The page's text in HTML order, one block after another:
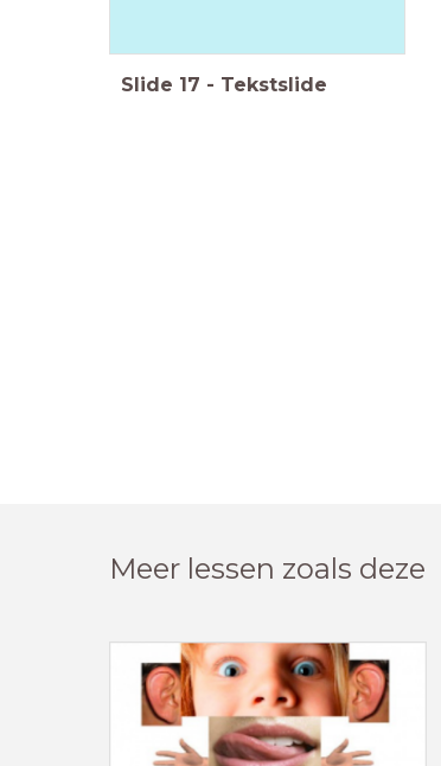
Slide 17 - Tekstslide
Meer lessen zoals deze